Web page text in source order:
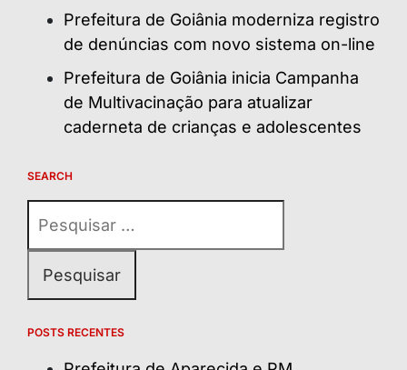
Prefeitura de Goiânia moderniza registro
de denúncias com novo sistema on-line
Prefeitura de Goiânia inicia Campanha
de Multivacinação para atualizar
caderneta de crianças e adolescentes
SEARCH
por:
POSTS RECENTES